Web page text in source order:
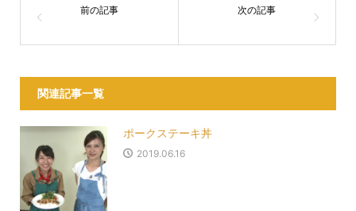
関連記事一覧
ポークステーキ丼
2019.06.16